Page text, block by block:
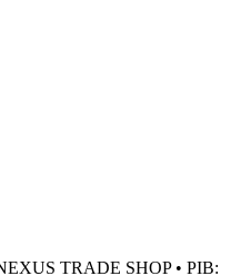
TRADE SHOP • PIB: